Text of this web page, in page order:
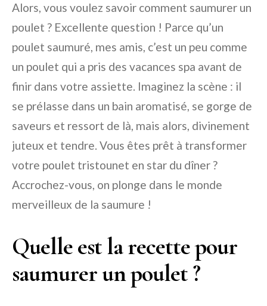
Alors, vous voulez savoir comment saumurer un
poulet ? Excellente question ! Parce qu’un
poulet saumuré, mes amis, c’est un peu comme
un poulet qui a pris des vacances spa avant de
finir dans votre assiette. Imaginez la scène : il
se prélasse dans un bain aromatisé, se gorge de
saveurs et ressort de là, mais alors, divinement
juteux et tendre. Vous êtes prêt à transformer
votre poulet tristounet en star du dîner ?
Accrochez-vous, on plonge dans le monde
merveilleux de la saumure !
Quelle est la recette pour
saumurer un poulet ?